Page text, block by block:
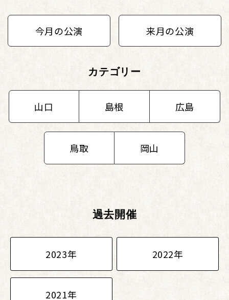
今月の公演 来月の公演
カテゴリー
山口 島根 広島
鳥取 岡山
過去開催
2023年 2022年
2021年